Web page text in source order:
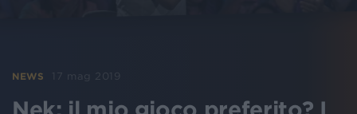
NEWS 17 mag 2019